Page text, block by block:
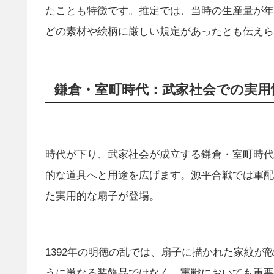
たことも特徴です。推定では、当時の生産量が
どの素材や絵柄に厳しい規定があったとも伝え
鎌倉・室町時代：武家社会での実
時代が下り、武家社会が成立する鎌倉・室町時
的な道具へと用途を広げます。源平合戦では軍
た実用的な扇子が登場。
1392年の明徳の乱では、扇子に描かれた家紋が